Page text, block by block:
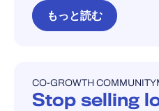
もっと読む
ブログ
CO-GROWTH COMMUNITY
Stop selling